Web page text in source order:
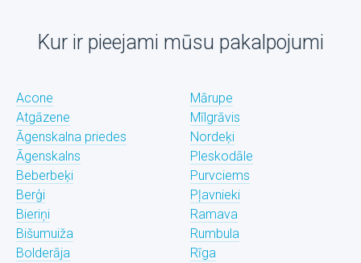
Kur ir pieejami mūsu pakalpojumi
Acone
Atgāzene
Āgenskalna priedes
Āgenskalns
Beberbeķi
Berģi
Bieriņi
Bišumuiža
Bolderāja
Mārupe
Mīlgrāvis
Nordeķi
Pleskodāle
Purvciems
Pļavnieki
Ramava
Rumbula
Rīga